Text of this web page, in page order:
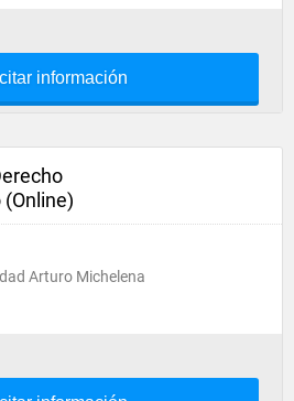
información
Arturo Michelena